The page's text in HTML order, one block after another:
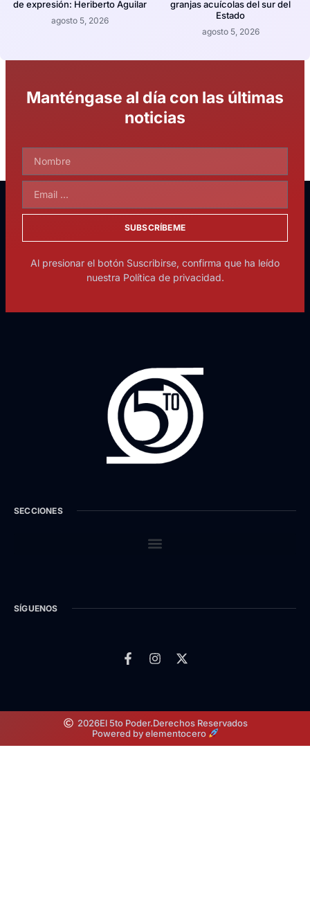
de expresión: Heriberto Aguilar
agosto 5, 2026
granjas acuícolas del sur del
Estado
agosto 5, 2026
Manténgase al día con las últimas
noticias
SUBSCRÍBEME
Al presionar el botón Suscribirse, confirma que ha leído
nuestra Política de privacidad.
SECCIONES
SÍGUENOS
2026El 5to Poder.Derechos Reservados
Powered by elementocero